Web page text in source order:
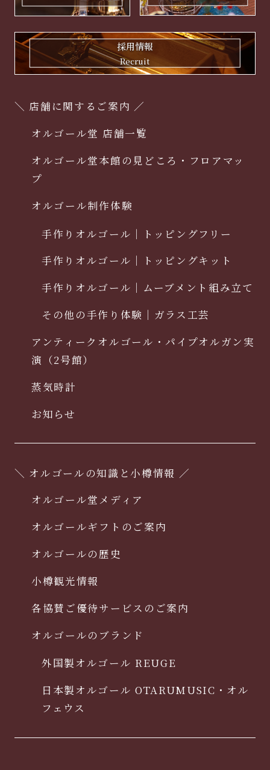
採用情報
Recruit
＼ 店舗に関するご案内 ／
オルゴール堂 店舗一覧
オルゴール堂本館の見どころ・フロアマッ
プ
オルゴール制作体験
手作りオルゴール｜トッピングフリー
手作りオルゴール｜トッピングキット
手作りオルゴール｜ムーブメント組み立て
その他の手作り体験｜ガラス工芸
アンティークオルゴール・パイプオルガン実
演（2号館）
蒸気時計
お知らせ
＼ オルゴールの知識と小樽情報 ／
オルゴール堂メディア
オルゴールギフトのご案内
オルゴールの歴史
小樽観光情報
各協賛ご優待サービスのご案内
オルゴールのブランド
外国製オルゴール REUGE
日本製オルゴール OTARUMUSIC・オル
フェウス